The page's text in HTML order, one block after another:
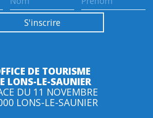
DE TOURISME
LONS-LE-SAUNIER
DU 11 NOVEMBRE
LONS-LE-SAUNIER